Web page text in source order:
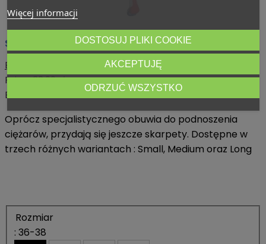
Skarpety do podnoszenia ciężarów LONG II
Berkner
Price:33,99 zł
Brutto
Oprócz specjalistycznego obuwia do podnoszenia
ciężarów, przydają się jeszcze skarpety. Dostępne w
trzech różnych wariantach : Small, Medium oraz Long
Rozmiar
: 36-38
Więcej informacji
DOSTOSUJ PLIKI COOKIE
ODRZUĆ WSZYSTKO
AKCEPTUJĘ